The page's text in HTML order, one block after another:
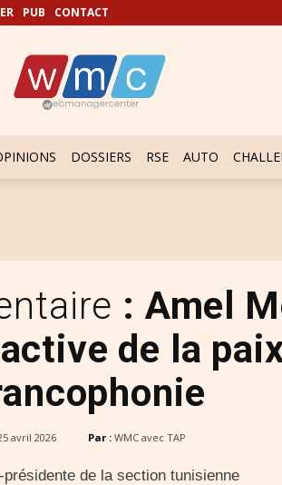
PUB CONTACT
DOSSIERS RSE AUTO
: Amel
de la
avril 2026 Par : WMC avec TAP
de la section tunisienne